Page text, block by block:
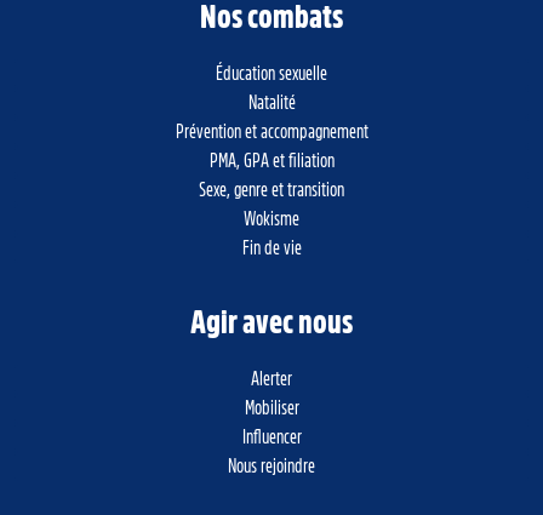
Nos combats
Éducation sexuelle
Natalité
Prévention et accompagnement
PMA, GPA et filiation
Sexe, genre et transition
Wokisme
Fin de vie
Agir avec nous
Alerter
Mobiliser
Influencer
Nous rejoindre